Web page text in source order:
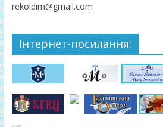
rekoldim@gmail.com
Інтернет-посилання: